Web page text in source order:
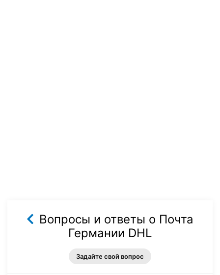
Вопросы и ответы о Почта
Германии DHL
Задайте свой вопрос